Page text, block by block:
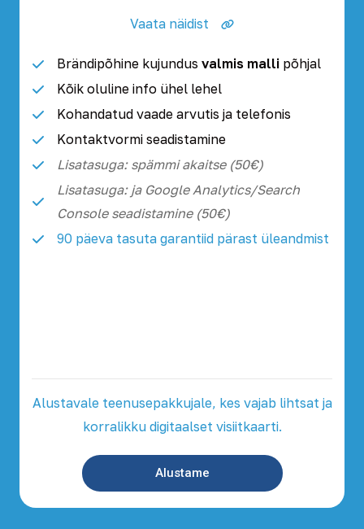
Vaata näidist
Brändipõhine kujundus valmis malli põhjal
Kõik oluline info ühel lehel
Kohandatud vaade arvutis ja telefonis
Kontaktvormi seadistamine
Lisatasuga: spämmi akaitse (50€)
Lisatasuga: ja Google Analytics/Search
Console seadistamine (50€)
90 päeva tasuta garantiid pärast üleandmist
Alustavale teenusepakkujale, kes vajab lihtsat ja
korralikku digitaalset visiitkaarti.
Alustame